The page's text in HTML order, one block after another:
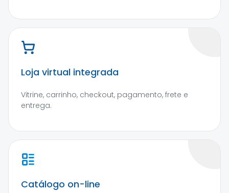
Loja virtual integrada
Vitrine, carrinho, checkout, pagamento, frete e
entrega.
Catálogo on-line